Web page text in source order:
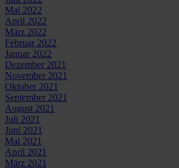
Mai 2022
April 2022
März 2022
Februar 2022
Januar 2022
Dezember 2021
November 2021
Oktober 2021
September 2021
August 2021
Juli 2021
Juni 2021
Mai 2021
April 2021
März 2021